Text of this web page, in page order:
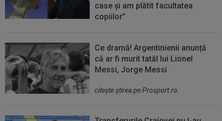
case și am plătit facultatea
copiilor”
Ce dramă! Argentinienii anunță
că ar fi murit tatăl lui Lionel
Messi, Jorge Messi
citeşte ştirea pe Prosport.ro